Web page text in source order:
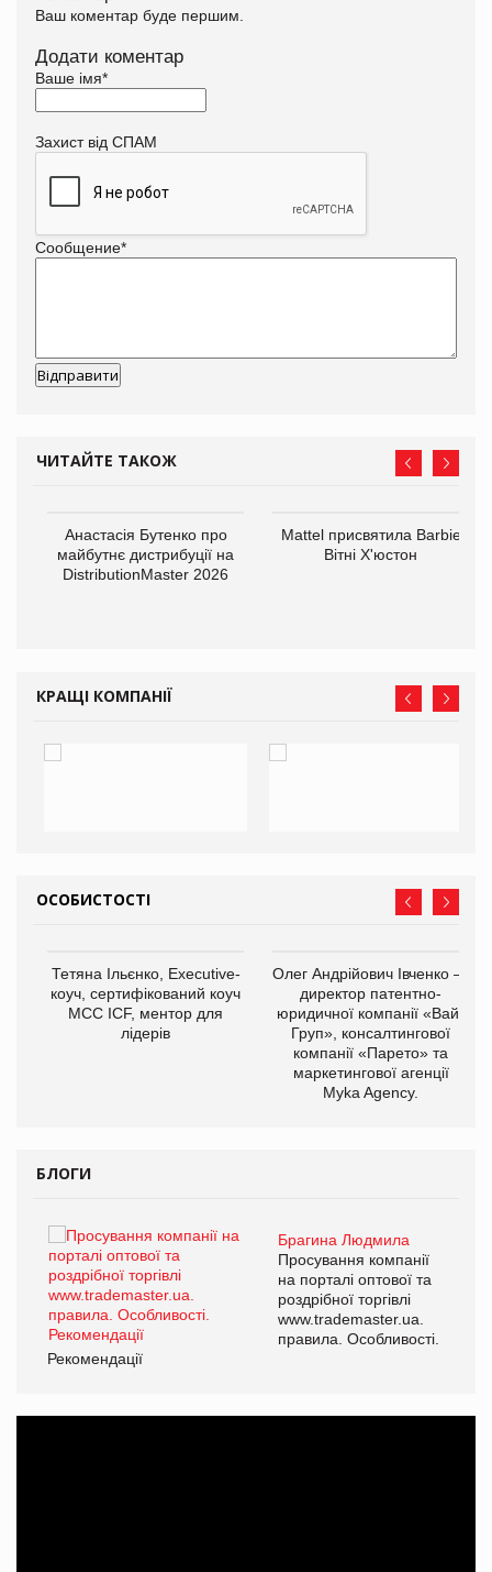
Ваш коментар буде першим.
Додати коментар
Ваше імя*
Захист від СПАМ
Сообщение*
ЧИТАЙТЕ ТАКОЖ
Анастасія Бутенко про
майбутнє дистрибуції на
DistributionMaster 2026
Mattel присвятила Barbie
Вітні Х'юстон
КРАЩІ КОМПАНІЇ
ОСОБИСТОСТІ
Тетяна Ільєнко, Executive-
коуч, сертифікований коуч
МСС ICF, ментор для
лідерів
Олег Андрійович Івченко —
директор патентно-
юридичної компанії «Вайз
Груп», консалтингової
компанії «Парето» та
маркетингової агенції
Myka Agency.
БЛОГИ
Брагина Людмила
Просування компанії
на порталі оптової та
роздрібної торгівлі
www.trademaster.ua.
правила. Особливості.
Рекомендації